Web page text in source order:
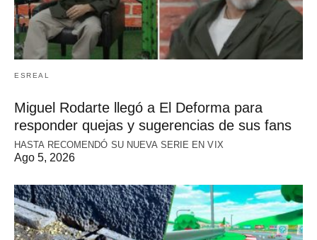
ESREAL
Miguel Rodarte llegó a El Deforma para
responder quejas y sugerencias de sus fans
HASTA RECOMENDÓ SU NUEVA SERIE EN VIX
Ago 5, 2026